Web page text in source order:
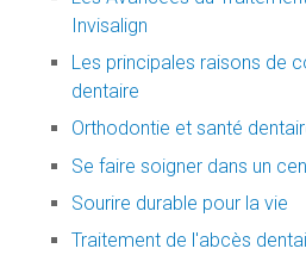
Invisalign
Les principales raisons de
dentaire
Orthodontie et santé
Se faire soigner dans un
Sourire durable pour la vie
Traitement de l'abcès